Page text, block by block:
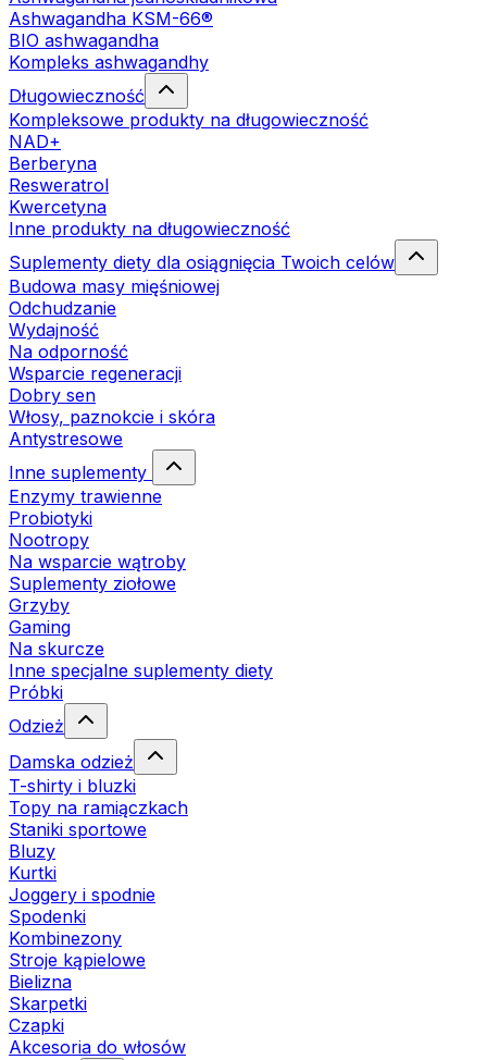
Ashwagandha KSM-66®
BIO ashwagandha
Kompleks ashwagandhy
Długowieczność
Kompleksowe produkty na długowieczność
NAD+
Berberyna
Resweratrol
Kwercetyna
Inne produkty na długowieczność
Suplementy diety dla osiągnięcia Twoich celów
Budowa masy mięśniowej
Odchudzanie
Wydajność
Na odporność
Wsparcie regeneracji
Dobry sen
Włosy, paznokcie i skóra
Antystresowe
Inne suplementy
Enzymy trawienne
Probiotyki
Nootropy
Na wsparcie wątroby
Suplementy ziołowe
Grzyby
Gaming
Na skurcze
Inne specjalne suplementy diety
Próbki
Odzież
Damska odzież
T-shirty i bluzki
Topy na ramiączkach
Staniki sportowe
Bluzy
Kurtki
Joggery i spodnie
Spodenki
Kombinezony
Stroje kąpielowe
Bielizna
Skarpetki
Czapki
Akcesoria do włosów